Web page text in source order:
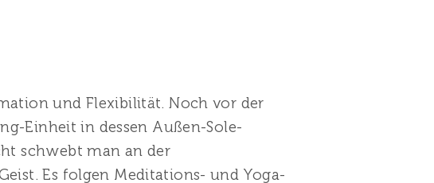
und Flexibilität. Noch vor der
Einheit in dessen Außen-Sole-
schwebt man an der
Es folgen Meditations- und Yoga-